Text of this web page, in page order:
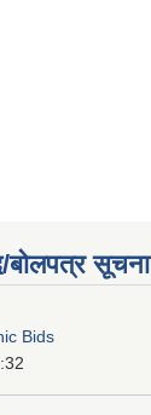
बोलपत्र सूचना
Bids